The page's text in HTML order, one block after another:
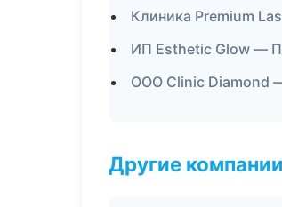
Клиника Premium
ИП Esthetic Glow —
ООО Clinic Diamond
Другие компании